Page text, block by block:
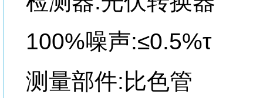
100%噪声:≤0.5%τ
测量部件:比色管